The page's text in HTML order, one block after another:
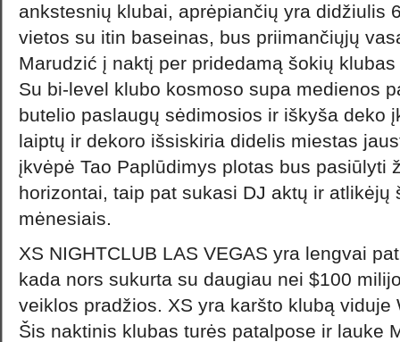
ankstesnių klubai, aprėpiančių yra didžiulis
vietos su itin baseinas, bus priimančiųjų
Marudzić į naktį per pridedamą šokių klubas
Su bi-level klubo kosmoso supa medienos
butelio paslaugų sėdimosios ir iškyša deko
laiptų ir dekoro išsiskiria didelis miestas
įkvėpė Tao Paplūdimys plotas bus pasiūlyti
horizontai, taip pat sukasi DJ aktų ir atlikėjų
mėnesiais.
XS NIGHTCLUB LAS VEGAS yra lengvai
kada nors sukurta su daugiau nei $100
veiklos pradžios. XS yra karšto klubą viduje
Šis naktinis klubas turės patalpose ir lauke